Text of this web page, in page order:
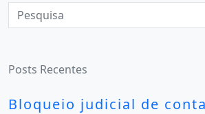
Posts Recentes
Bloqueio judicial de